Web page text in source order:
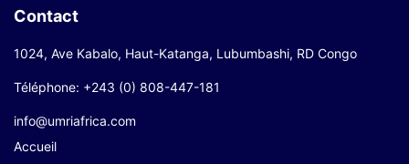
Contact
1024, Ave Kabalo, Haut-Katanga, Lubumbashi, RD Congo
Téléphone: +243 (0) 808-447-181
info@umriafrica.com
Accueil